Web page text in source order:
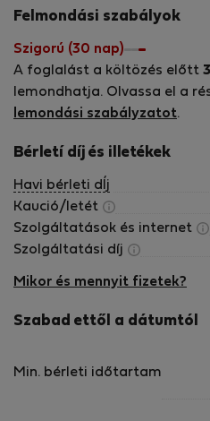
variety of apartments for
located in the Warsaw city
cosy ones to luxurious
Our selection offers a wide
from compact and
of the highest quality. This
budget for each trip. Our aim
on your travels. We ensure
and clean, meet European
amenity, and are completely
Felmondási szabályok
Szigorú (30 nap)
A foglalást a költözés előtt
lemondhatja. Olvassa el a
lemondási szabályzatot.
Bérletí díj és illetékek
Havi bérleti dÍj
Kaució/letét
Szolgáltatások és internet
Szolgáltatási díj
Mikor és mennyit fizetek?
Szabad ettől a dátumtól
Min. bérleti időtartam